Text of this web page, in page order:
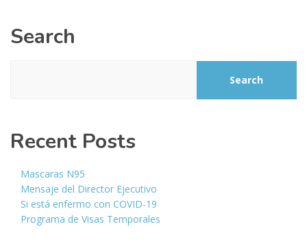
Search
Search
Recent Posts
Mascaras N95
Mensaje del Director Ejecutivo
Si está enfermo con COVID-19
Programa de Visas Temporales